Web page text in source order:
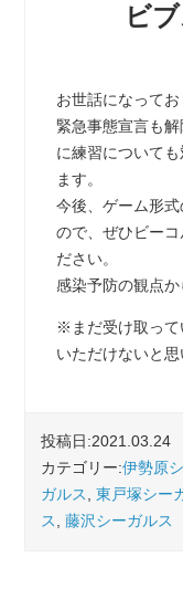
ビ
お世話になってお
緊急事態宣言も
に練習について
ます。
今後、ゲーム形
ので、ぜひビー
ださい。
感染予防の観点か
※まだ受け取って
いただけないと思
投稿日:2021.03.24
カテゴリー:伊勢原
ガルス
東戸塚シー
ス
藤沢シーガルス